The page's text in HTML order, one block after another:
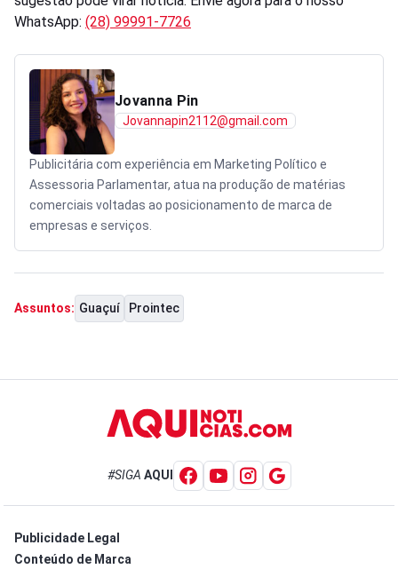
WhatsApp: (28) 99991-7726
Jovanna Pin
Jovannapin2112@gmail.com
Publicitária com experiência em Marketing Político e
Assessoria Parlamentar, atua na produção de matérias
comerciais voltadas ao posicionamento de marca de
empresas e serviços.
Assuntos: Guaçuí Prointec
#SIGA AQUI
Publicidade Legal
Conteúdo de Marca